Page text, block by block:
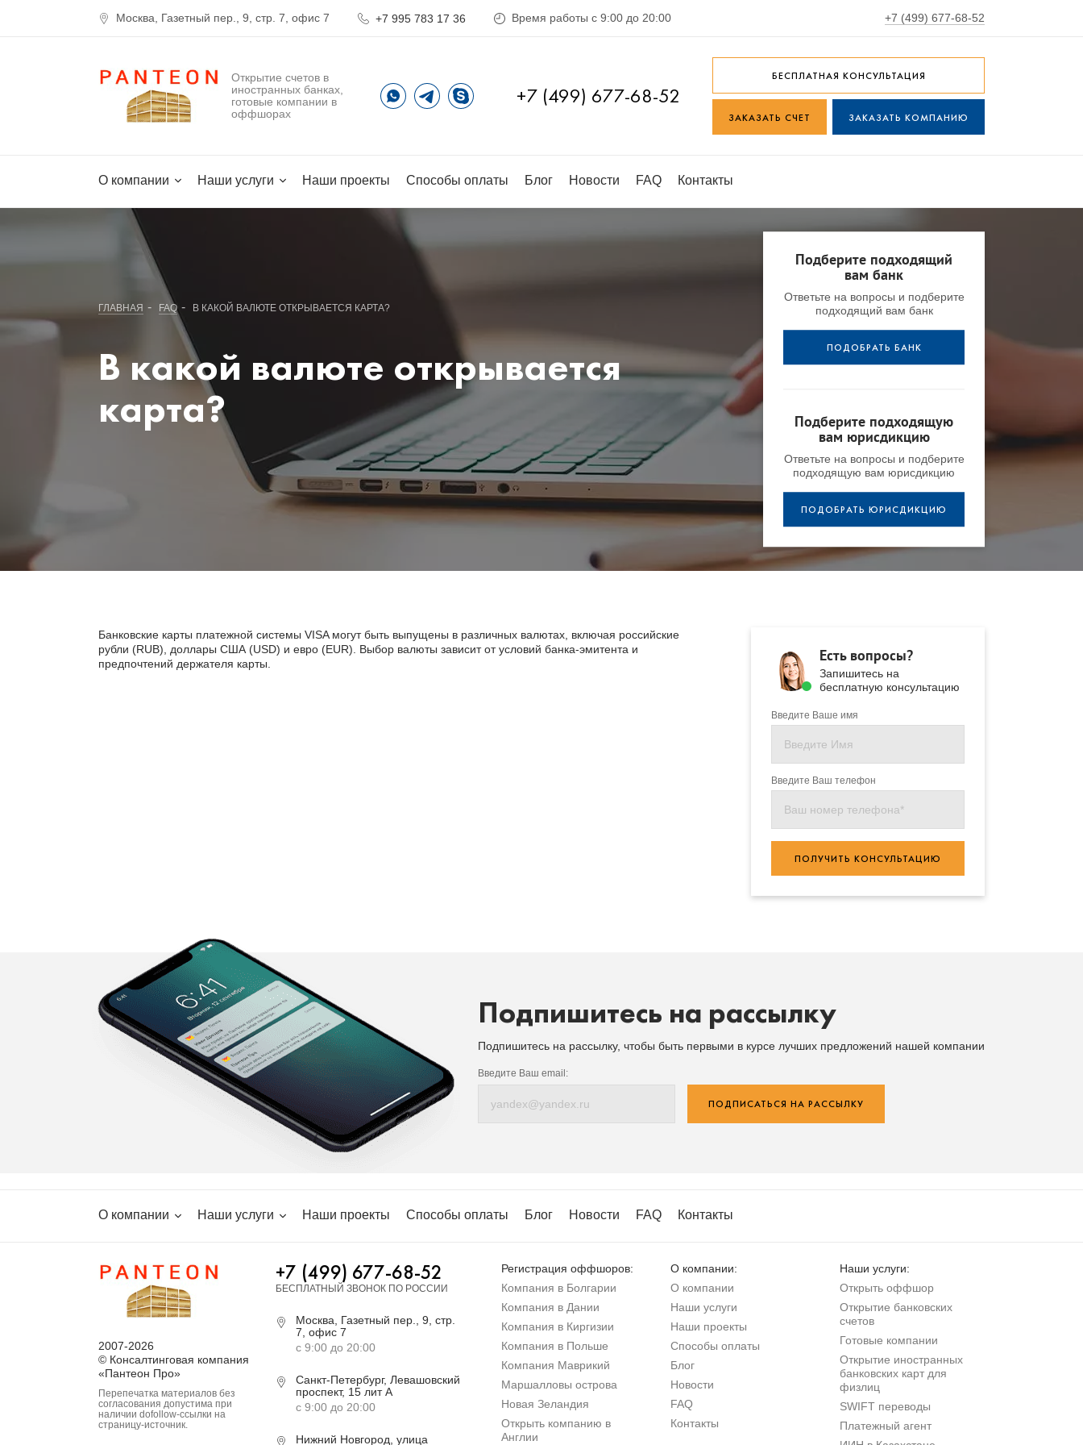
Москва, Газетный пер., 9, стр. 7, офис 7 +7 995 783 17 36 Время работы с 9:00 до 20:00 +7 (499) 677-68-52
Открытие счетов в
иностранных банках,
готовые компании в
оффшорах
+7 (499) 677-68-52
БЕСПЛАТНАЯ КОНСУЛЬТАЦИЯ
ЗАКАЗАТЬ СЧЕТ ЗАКАЗАТЬ КОМПАНИЮ
О компании Наши услуги Наши проекты Способы оплаты Блог Новости FAQ Контакты
ГЛАВНАЯ - FAQ - В КАКОЙ ВАЛЮТЕ ОТКРЫВАЕТСЯ КАРТА?
В какой валюте открывается
карта?
Подберите подходящий
вам банк
Ответьте на вопросы и подберите
подходящий вам банк
ПОДОБРАТЬ БАНК
Подберите подходящую
вам юрисдикцию
Ответьте на вопросы и подберите
подходящую вам юрисдикцию
ПОДОБРАТЬ ЮРИСДИКЦИЮ
Банковские карты платежной системы VISA могут быть выпущены в различных валютах, включая российские
рубли (RUB), доллары США (USD) и евро (EUR). Выбор валюты зависит от условий банка-эмитента и
предпочтений держателя карты.
Есть вопросы?
Запишитесь на
бесплатную консультацию
Введите Ваше имя
Введите Ваш телефон
ПОЛУЧИТЬ КОНСУЛЬТАЦИЮ
Подпишитесь на рассылку
Подпишитесь на рассылку, чтобы быть первыми в курсе лучших предложений нашей компании
Введите Ваш email:
ПОДПИСАТЬСЯ НА РАССЫЛКУ
О компании Наши услуги Наши проекты Способы оплаты Блог Новости FAQ Контакты
2007-2026
© Консалтинговая компания
«Пантеон Про»
Перепечатка материалов без
согласования допустима при
наличии dofollow-ссылки на
страницу-источник.
+7 (499) 677-68-52
БЕСПЛАТНЫЙ ЗВОНОК ПО РОССИИ
Москва, Газетный пер., 9, стр.
7, офис 7
с 9:00 до 20:00
Санкт-Петербург, Левашовский
проспект, 15 лит А
с 9:00 до 20:00
Нижний Новгород, улица
Регистрация оффшоров:
Компания в Болгарии
Компания в Дании
Компания в Киргизии
Компания в Польше
Компания Маврикий
Маршалловы острова
Новая Зеландия
Открыть компанию в
Англии
О компании:
О компании
Наши услуги
Наши проекты
Способы оплаты
Блог
Новости
FAQ
Контакты
Наши услуги:
Открыть оффшор
Открытие банковских
счетов
Готовые компании
Открытие иностранных
банковских карт для
физлиц
SWIFT переводы
Платежный агент